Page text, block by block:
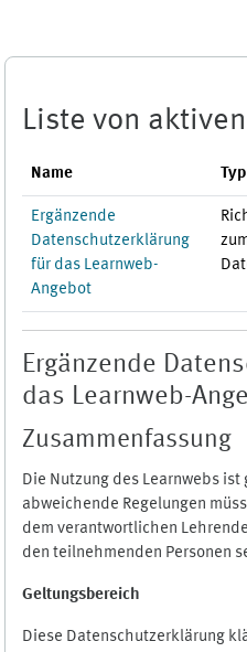
Liste von
Name Typ
Ergänzende
Datenschutzerklärung
für das Learnweb-
Angebot
Ergänzende
das Learnweb-
Zusammenfassung
Die Nutzung des Learnwebs
abweichende Regelungen
dem verantwortlichen
den teilnehmenden Personen
Geltungsbereich
Diese Datenschutzerklärung